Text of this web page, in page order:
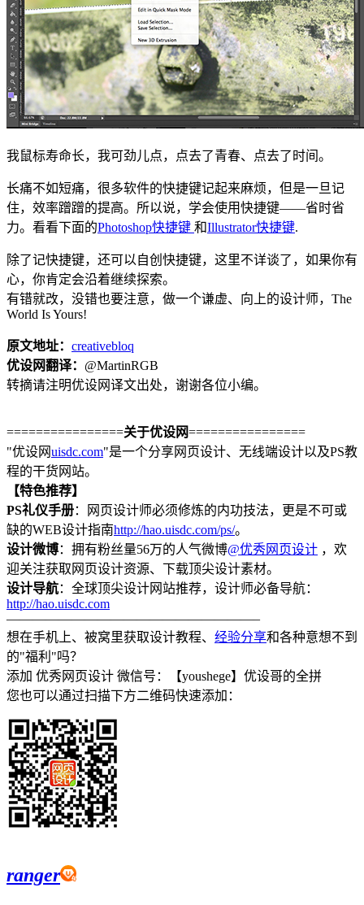
我鼠标寿命长，我可劲儿点，点去了青春、点去了时间。
长痛不如短痛，很多软件的快捷键记起来麻烦，但是一旦记
住，效率蹭蹭的提高。所以说，学会使用快捷键——省时省
力。看看下面的Photoshop快捷键 和Illustrator快捷键.
除了记快捷键，还可以自创快捷键，这里不详谈了，如果你有
心，你肯定会沿着继续探索。
有错就改，没错也要注意，做一个谦虚、向上的设计师，The
World Is Yours!
原文地址： creativebloq
优设网翻译： @MartinRGB
转摘请注明优设网译文出处，谢谢各位小编。
================关于优设网================
"优设网uisdc.com"是一个分享网页设计、无线端设计以及PS教
程的干货网站。
【特色推荐】
PS礼仪手册：网页设计师必须修炼的内功技法，更是不可或
缺的WEB设计指南http://hao.uisdc.com/ps/。
设计微博：拥有粉丝量56万的人气微博@优秀网页设计 ，欢
迎关注获取网页设计资源、下载顶尖设计素材。
设计导航：全球顶尖设计网站推荐，设计师必备导航：
http://hao.uisdc.com
———————————————————–
想在手机上、被窝里获取设计教程、 经验分享和各种意想不到
的"福利"吗？
添加 优秀网页设计 微信号：【youshege】优设哥的全拼
您也可以通过扫描下方二维码快速添加：
ranger